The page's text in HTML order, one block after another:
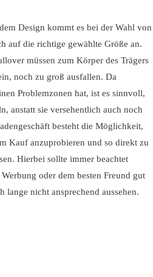
Design kommt es bei der Wahl von
auf die richtige gewählte Größe an.
müssen zum Körper des Trägers
noch zu groß ausfallen. Da
Problemzonen hat, ist es sinnvoll,
anstatt sie versehentlich auch noch
besteht die Möglichkeit,
Kauf anzuprobieren und so direkt zu
Hierbei sollte immer beachtet
oder dem besten Freund gut
lange nicht ansprechend aussehen.